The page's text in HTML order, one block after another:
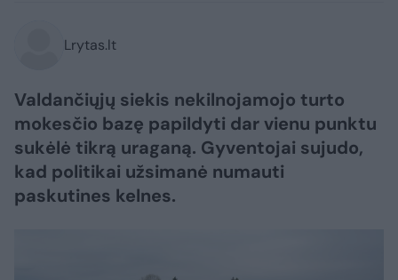
Lrytas.lt
Valdančiųjų siekis nekilnojamojo turto
mokesčio bazę papildyti dar vienu punktu
sukėlė tikrą uraganą. Gyventojai sujudo,
kad politikai užsimanė numauti
paskutines kelnes.